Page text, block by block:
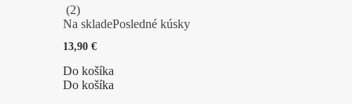
(2)
Na skladePosledné kúsky
13,90 €
Do košíka
Do košíka